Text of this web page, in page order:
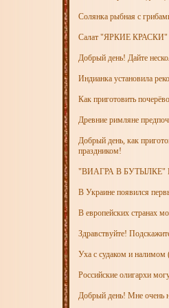
Солянка рыбная с
Салат "ЯРКИЕ КРАСКИ"
Добрый день! Дайте
Индианка установила
Как приготовить
Древние римляне
Добрый день, как
праздником!
"ВИАГРА В
В Украине появился
В европейских странах
Здравствуйте!
Уха с судаком и налимом
Российские олигархи
Добрый день! Мне очень